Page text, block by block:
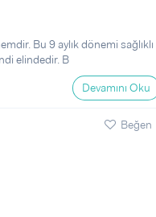
Bu 9 aylık dönemi sağlıklı
elindedir. B
Devamını Oku
Beğen